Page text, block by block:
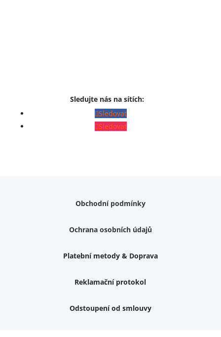
Sledujte nás na sítích:
Sledovat
Sledovat
Obchodní podmínky
Ochrana osobních údajů
Platební metody & Doprava
Reklamační protokol
Odstoupení od smlouvy